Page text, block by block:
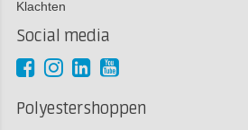
Klachten
Social media
Polyestershoppen